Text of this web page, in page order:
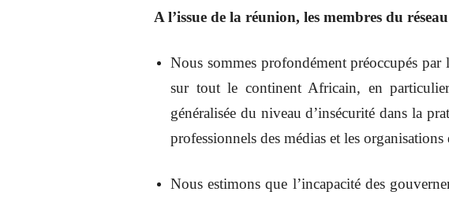
A l’issue de la réunion, les membres du
Nous sommes profondément préoccupés par
sur tout le continent Africain, en
généralisée du niveau d’insécurité dans la
professionnels des médias et les organisations
Nous estimons que l’incapacité des